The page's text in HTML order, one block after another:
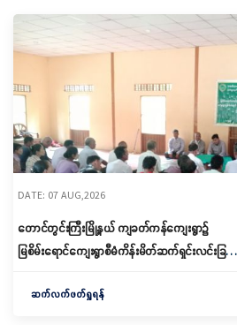
DATE: 07 AUG,2026
တောင်တွင်းကြီးမြို့နယ် ကျခတ်ကန်ကျေးရွာ၌
မြစိမ်းရောင်ကျေးရွာစီမံကိန်းမိတ်ဆက်ရှင်းလင်းခြင်း
ဆက်လက်ဖတ်ရှုရန်